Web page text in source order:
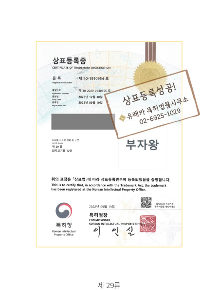
제 29류